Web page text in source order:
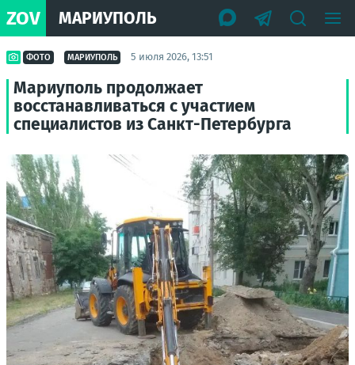
ZOV МАРИУПОЛЬ
ФОТО МАРИУПОЛЬ 5 июля 2026, 13:51
Мариуполь продолжает
восстанавливаться с участием
специалистов из Санкт-Петербурга